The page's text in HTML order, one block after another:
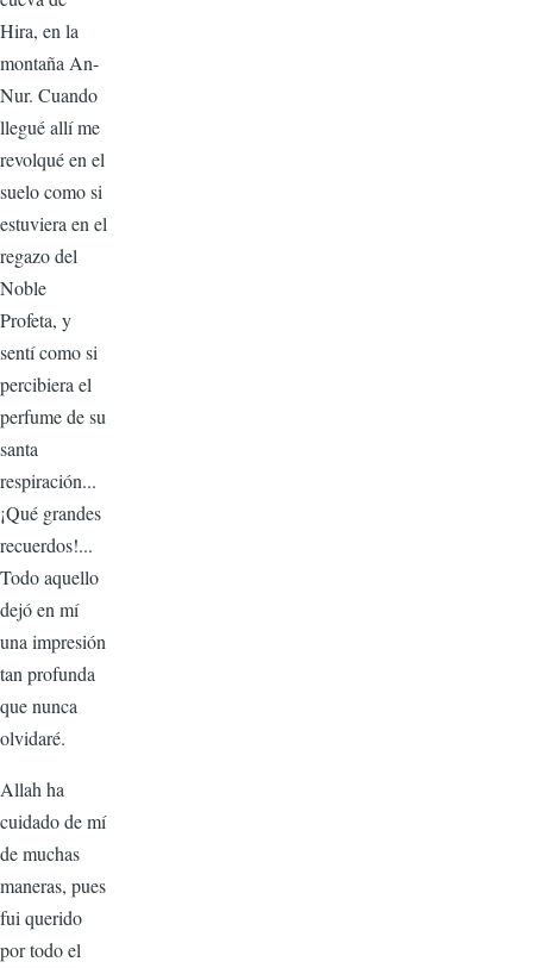
Hira, en la
montaña An-
Nur. Cuando
llegué allí me
revolqué en el
suelo como si
estuviera en el
regazo del
Noble
Profeta, y
sentí como si
percibiera el
perfume de su
santa
respiración...
¡Qué grandes
recuerdos!...
Todo aquello
dejó en mí
una impresión
tan profunda
que nunca
olvidaré.
Allah ha
cuidado de mí
de muchas
maneras, pues
fui querido
por todo el